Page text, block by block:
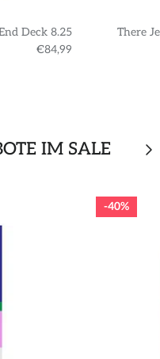
Deck 8.25
€84,99
There
IM SALE
40%